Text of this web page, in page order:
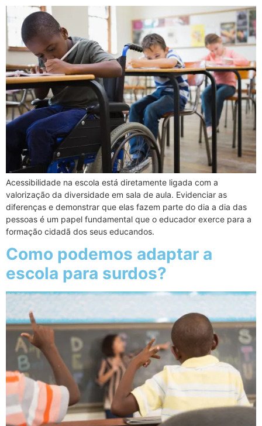
Acessibilidade na escola está diretamente ligada com a
valorização da diversidade em sala de aula. Evidenciar as
diferenças e demonstrar que elas fazem parte do dia a dia das
pessoas é um papel fundamental que o educador exerce para a
formação cidadã dos seus educandos.
Como podemos adaptar a
escola para surdos?